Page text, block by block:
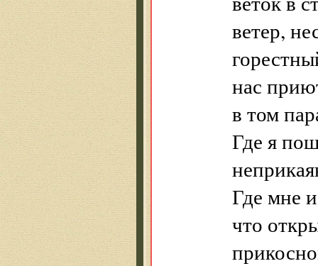
ветер,
нас
в том
Где я
Где мне
что